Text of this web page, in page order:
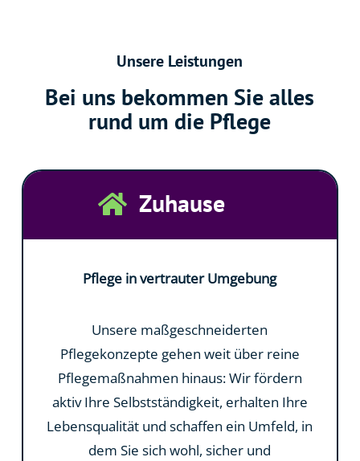
Unsere Leistungen
Bei uns bekommen Sie alles
rund um die Pflege
 Zuhause
Pflege in vertrauter Umgebung
Unsere maßgeschneiderten
Pflegekonzepte gehen weit über reine
Pflegemaßnahmen hinaus: Wir fördern
aktiv Ihre Selbstständigkeit, erhalten Ihre
Lebensqualität und schaffen ein Umfeld, in
dem Sie sich wohl, sicher und